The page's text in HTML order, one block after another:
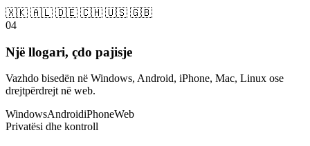
🇽🇰 🇦🇱 🇩🇪 🇨🇭 🇺🇸 🇬🇧
04
Një llogari, çdo pajisje
Vazhdo bisedën në Windows, Android, iPhone, Mac, Linux ose
drejtpërdrejt në web.
WindowsAndroidiPhoneWeb
Privatësi dhe kontroll